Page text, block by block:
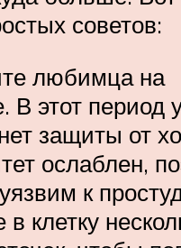
советов:
любимца на
В этот период
защиты от
ослаблен,
к
клетку